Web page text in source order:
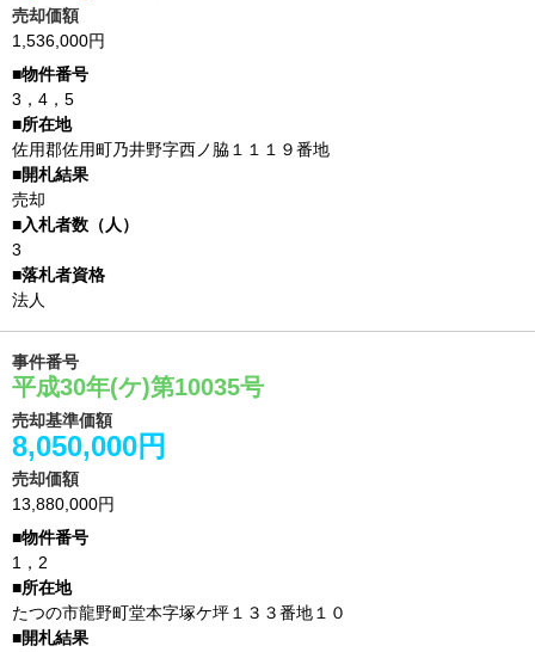
売却価額
1,536,000円
3，4，5
佐用郡佐用町乃井野字西ノ脇１１１９番地
売却
3
法人
事件番号
平成30年(ケ)第10035号
売却基準価額
8,050,000円
売却価額
13,880,000円
1，2
たつの市龍野町堂本字塚ケ坪１３３番地１０